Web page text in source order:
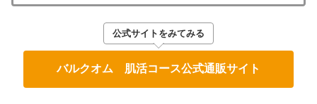
公式サイトをみてみる
バルクオム 肌活コース公式通販サイト